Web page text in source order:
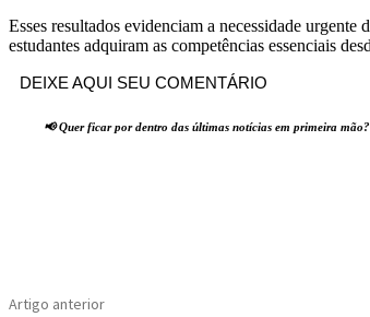
Esses resultados evidenciam a necessidade
estudantes adquiram as competências essenciais
DEIXE AQUI SEU COMENTÁRIO
📢 Quer ficar por dentro das últimas notícias em primeira
Artigo anterior